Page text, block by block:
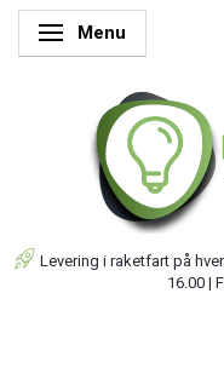
Skifte navigation
Menu
Levering i raketfart på
16.00 |